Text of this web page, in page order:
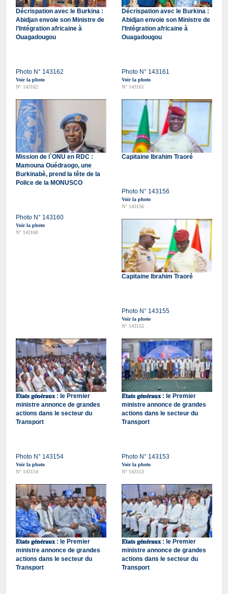
Décrispation avec le Burkina :
Abidjan envoie son Ministre de
l’Intégration africaine à
Ouagadougou
Photo N° 143162
Voir la photo
N° 143162
Décrispation avec le Burkina :
Abidjan envoie son Ministre de
l’Intégration africaine à
Ouagadougou
Photo N° 143161
Voir la photo
N° 143161
Mission de l`ONU en RDC :
Mamouna Ouédraogo, une
Burkinabè, prend la tête de la
Police de la MONUSCO
Photo N° 143160
Voir la photo
N° 143160
Capitaine Ibrahim Traoré
Photo N° 143156
Voir la photo
N° 143156
Capitaine Ibrahim Traoré
Photo N° 143155
Voir la photo
N° 143155
𝐄́𝐭𝐚𝐭𝐬 𝐠𝐞́𝐧𝐞́𝐫𝐚𝐮𝐱 : le Premier
ministre annonce de grandes
actions dans le secteur du
Transport
Photo N° 143154
Voir la photo
N° 143154
𝐄́𝐭𝐚𝐭𝐬 𝐠𝐞́𝐧𝐞́𝐫𝐚𝐮𝐱 : le Premier
ministre annonce de grandes
actions dans le secteur du
Transport
Photo N° 143153
Voir la photo
N° 143153
𝐄́𝐭𝐚𝐭𝐬 𝐠𝐞́𝐧𝐞́𝐫𝐚𝐮𝐱 : le Premier
ministre annonce de grandes
actions dans le secteur du
Transport
𝐄́𝐭𝐚𝐭𝐬 𝐠𝐞́𝐧𝐞́𝐫𝐚𝐮𝐱 : le Premier
ministre annonce de grandes
actions dans le secteur du
Transport